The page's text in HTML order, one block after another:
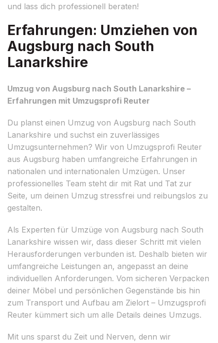
und lass dich professionell beraten!
Erfahrungen: Umziehen von
Augsburg nach South
Lanarkshire
Umzug von Augsburg nach South Lanarkshire –
Erfahrungen mit Umzugsprofi Reuter
Du planst einen Umzug von Augsburg nach South
Lanarkshire und suchst ein zuverlässiges
Umzugsunternehmen? Wir von Umzugsprofi Reuter
aus Augsburg haben umfangreiche Erfahrungen in
nationalen und internationalen Umzügen. Unser
professionelles Team steht dir mit Rat und Tat zur
Seite, um deinen Umzug stressfrei und reibungslos zu
gestalten.
Als Experten für Umzüge von Augsburg nach South
Lanarkshire wissen wir, dass dieser Schritt mit vielen
Herausforderungen verbunden ist. Deshalb bieten wir
umfangreiche Leistungen an, angepasst an deine
individuellen Anforderungen. Vom sicheren Verpacken
deiner Möbel und persönlichen Gegenstände bis hin
zum Transport und Aufbau am Zielort – Umzugsprofi
Reuter kümmert sich um alle Details deines Umzugs.
Mit uns sparst du Zeit und Nerven, denn wir